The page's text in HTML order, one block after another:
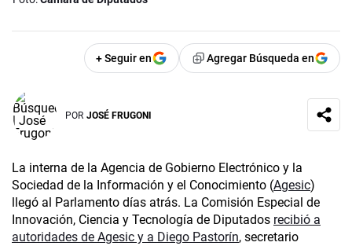
+ Seguir en Agregar Búsqueda en
POR JOSÉ FRUGONI
La interna de la Agencia de Gobierno Electrónico y la
Sociedad de la Información y el Conocimiento (Agesic)
llegó al Parlamento días atrás. La Comisión Especial de
Innovación, Ciencia y Tecnología de Diputados recibió a
autoridades de Agesic y a Diego Pastorín, secretario